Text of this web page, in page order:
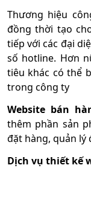
Thương hiệu
đồng thời tạo
tiếp với các đại
số hotline. Hơn
tiêu khác có thể
trong công ty
Website bán
thêm phần sản
đặt hàng, quản lý
Dịch vụ thiết kế